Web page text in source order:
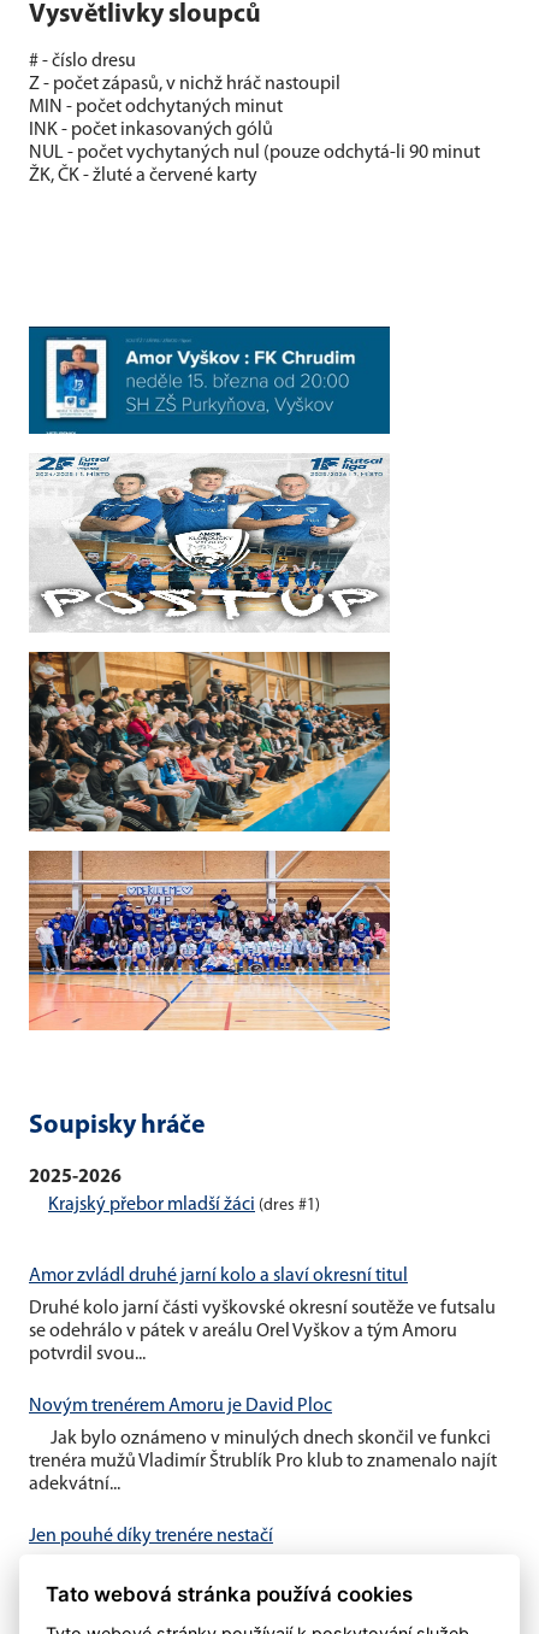
Vysvětlivky sloupců
# - číslo dresu
Z - počet zápasů, v nichž hráč nastoupil
MIN - počet odchytaných minut
INK - počet inkasovaných gólů
NUL - počet vychytaných nul (pouze odchytá-li 90 minut
ŽK, ČK - žluté a červené karty
Soupisky hráče
2025-2026
Krajský přebor mladší žáci (dres #1)
Amor zvládl druhé jarní kolo a slaví okresní titul
Druhé kolo jarní části vyškovské okresní soutěže ve futsalu
se odehrálo v pátek v areálu Orel Vyškov a tým Amoru
potvrdil svou...
Novým trenérem Amoru je David Ploc
Jak bylo oznámeno v minulých dnech skončil ve funkci
trenéra mužů Vladimír Štrublík Pro klub to znamenalo najít
adekvátní...
Jen pouhé díky trenére nestačí
Štrublíka u našeho áčka Domníváme se, že pouhé
Tato webová stránka používá cookies